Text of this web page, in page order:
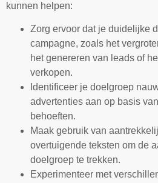
kunnen helpen:
Zorg ervoor dat je duidelijke
campagne, zoals het
het genereren van leads of
verkopen.
Identificeer je doelgroep
advertenties aan op basis
behoeften.
Maak gebruik van
overtuigende teksten om de
doelgroep te trekken.
Experimenteer met